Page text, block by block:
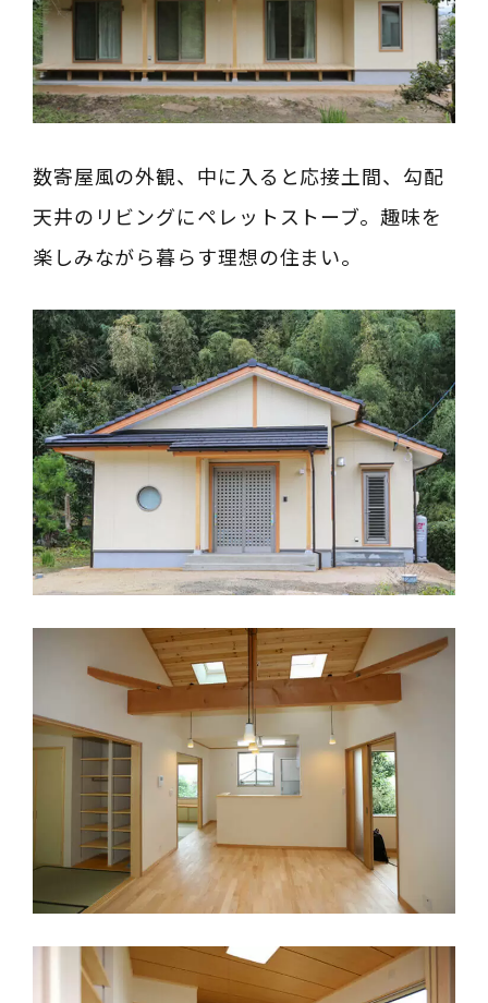
数寄屋風の外観、中に入ると応接土間、勾配
天井のリビングにペレットストーブ。趣味を
楽しみながら暮らす理想の住まい。